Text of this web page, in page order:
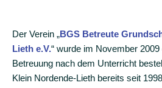
Zusammenarbeit
Arbeitsgemeinschaften
Der Verein „BGS Betreute
Lieth e.V.“ wurde im November
Betreuung nach dem Unterricht
Klein Nordende-Lieth bereits seit